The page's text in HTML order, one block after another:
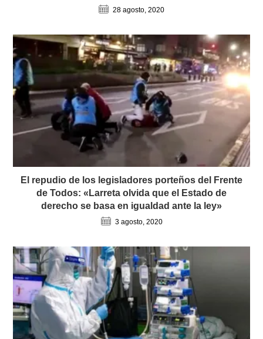
28 agosto, 2020
El repudio de los legisladores porteños del Frente
de Todos: «Larreta olvida que el Estado de
derecho se basa en igualdad ante la ley»
3 agosto, 2020